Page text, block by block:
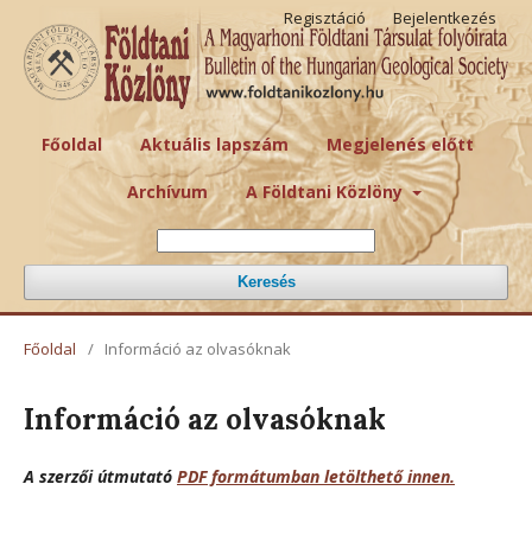
Főoldal Aktuális lapszám Megjelenés előtt
Archívum A Földtani Közlöny
Keresés
Regisztáció Bejelentkezés
Főoldal / Információ az olvasóknak
Információ az olvasóknak
A szerzői útmutató PDF formátumban letölthető innen.